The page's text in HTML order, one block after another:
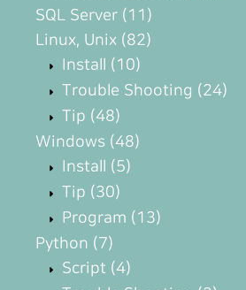
SQL Server (11)
Linux, Unix (82)
Install (10)
Trouble Shooting (24)
Tip (48)
Windows (48)
Install (5)
Tip (30)
Program (13)
Python (7)
Script (4)